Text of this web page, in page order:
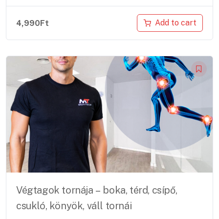
4,990Ft Add to cart
Végtagok tornája – boka, térd, csípő,
csukló, könyök, váll tornái